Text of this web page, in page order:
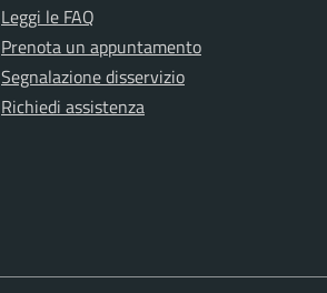
Leggi le FAQ
Prenota un appuntamento
Segnalazione disservizio
Richiedi assistenza